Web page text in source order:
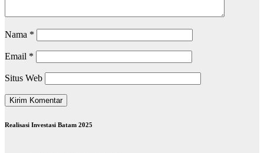
Nama *
Email *
Situs Web
Realisasi Investasi Batam 2025